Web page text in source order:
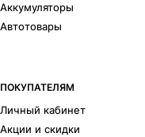
Аккумуляторы
Автотовары
ПОКУПАТЕЛЯМ
Личный кабинет
Акции и скидки